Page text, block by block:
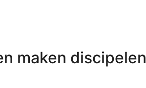
maken discipelen